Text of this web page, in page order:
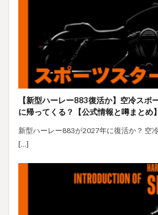
【新型ハーレー883復活か】空冷ス
に帰ってくる？【公式情報と噂まとめ】
新型ハーレー883が2027年に復活か？ 空
[…]